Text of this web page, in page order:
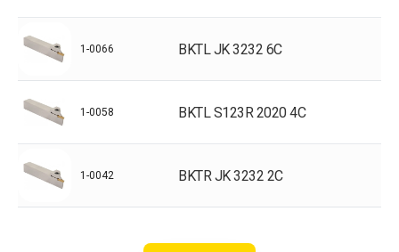
1-0066 BKTL JK 3232 6C
1-0058 BKTL S123R 2020 4C
1-0042 BKTR JK 3232 2С